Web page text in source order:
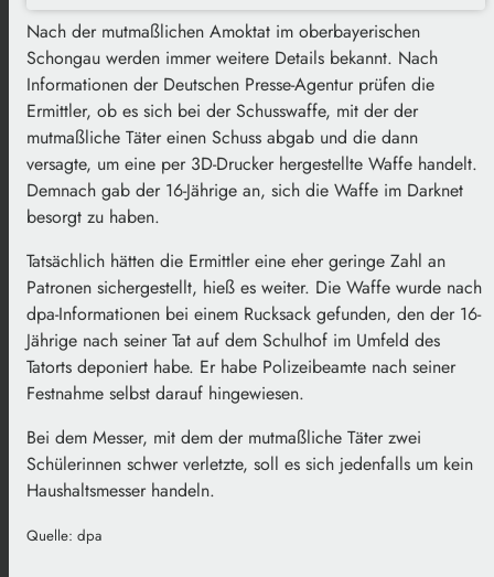
Nach der mutmaßlichen Amoktat im oberbayerischen
Schongau werden immer weitere Details bekannt. Nach
Informationen der Deutschen Presse-Agentur prüfen die
Ermittler, ob es sich bei der Schusswaffe, mit der der
mutmaßliche Täter einen Schuss abgab und die dann
versagte, um eine per 3D-Drucker hergestellte Waffe handelt.
Demnach gab der 16-Jährige an, sich die Waffe im Darknet
besorgt zu haben.
Tatsächlich hätten die Ermittler eine eher geringe Zahl an
Patronen sichergestellt, hieß es weiter. Die Waffe wurde nach
dpa-Informationen bei einem Rucksack gefunden, den der 16-
Jährige nach seiner Tat auf dem Schulhof im Umfeld des
Tatorts deponiert habe. Er habe Polizeibeamte nach seiner
Festnahme selbst darauf hingewiesen.
Bei dem Messer, mit dem der mutmaßliche Täter zwei
Schülerinnen schwer verletzte, soll es sich jedenfalls um kein
Haushaltsmesser handeln.
Quelle: dpa